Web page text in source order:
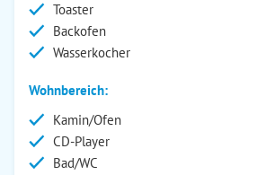
Toaster
Backofen
Wasserkocher
Wohnbereich:
Kamin/Ofen
CD-Player
Bad/WC